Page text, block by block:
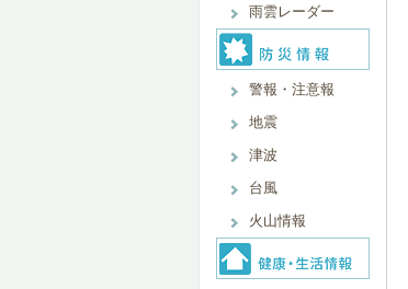
雨雲レーダー
警報・注意報
地震
津波
台風
火山情報